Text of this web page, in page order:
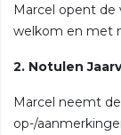
Marcel opent
welkom en met
2. Notulen
Marcel neemt
op-/